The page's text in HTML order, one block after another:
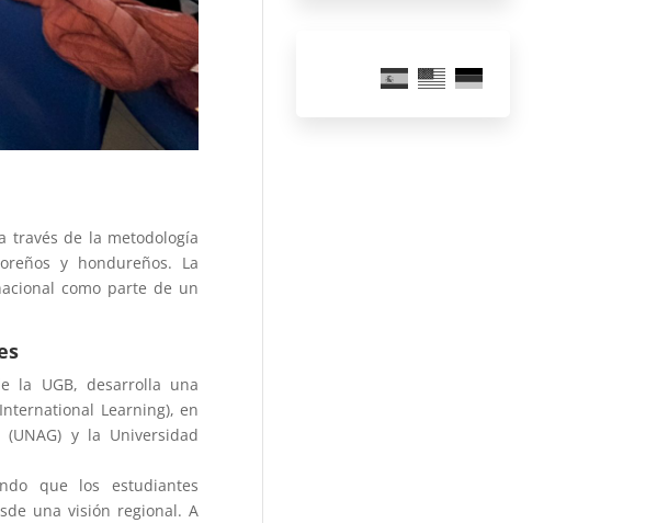
través de la metodología
y hondureños. La
como parte de un
la UGB, desarrolla una
Learning), en
y la Universidad
que los estudiantes
una visión regional. A